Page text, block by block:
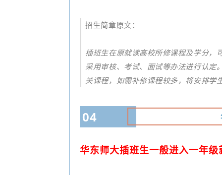
招生简章原文：
插班生在原就读高校所修课程及学分，
采用审核、考试、面试等办法进行认定
关课程，如需补修课程较多，将安排学
04
华东师大插班生一般进入一年级